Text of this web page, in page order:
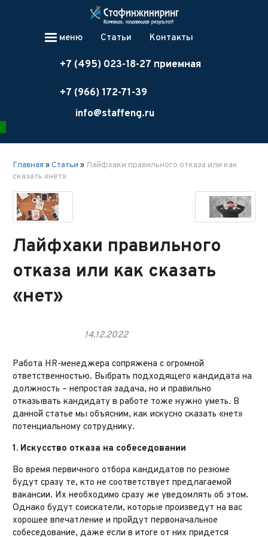
меню Статьи Контакты
+7 (495) 023-18-27 приемная
+7 (966) 172-71-39
info@staffeng.ru
Главная »Статьи »Лайфхаки правильного отказа или как
сказать «нет»
Лайфхаки правильного
отказа или как сказать
«нет»
14.12.2022
Работа HR-менеджера сопряжена с огромной
ответственностью. Выбрать подходящего кандидата на
должность – непростая задача, но и правильно
отказывать кандидату в работе тоже нужно уметь. В
данной статье мы объясним, как искусно сказать «нет»
потенциальному сотруднику.
1. Искусство отказа на собеседовании
Во время первичного отбора кандидатов по резюме
будут сразу те, кто не соответствует предлагаемой
вакансии. Их необходимо сразу же уведомлять об этом.
Однако будут соискатели, которые произведут на вас
хорошее впечатление и пройдут первоначальное
собеседование, даже если в итоге от них придется